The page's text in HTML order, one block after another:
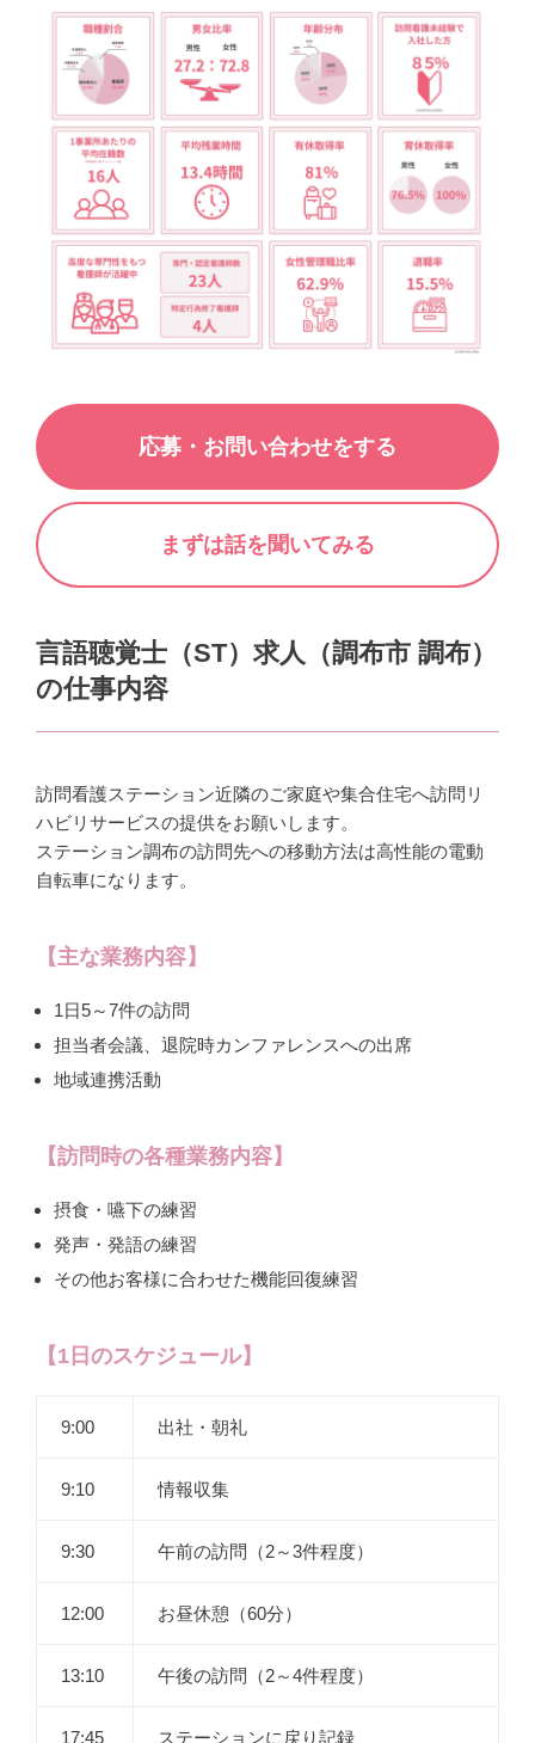
応募・お問い合わせをする
まずは話を聞いてみる
言語聴覚士（ST）求人（調布市 調布）
の仕事内容
訪問看護ステーション近隣のご家庭や集合住宅へ訪問リ
ハビリサービスの提供をお願いします。
ステーション調布の訪問先への移動方法は高性能の電動
自転車になります。
【主な業務内容】
1日5～7件の訪問
担当者会議、退院時カンファレンスへの出席
地域連携活動
【訪問時の各種業務内容】
摂食・嚥下の練習
発声・発語の練習
その他お客様に合わせた機能回復練習
【1日のスケジュール】
9:00 出社・朝礼
9:10 情報収集
9:30 午前の訪問（2～3件程度）
12:00 お昼休憩（60分）
13:10 午後の訪問（2～4件程度）
17:45 ステーションに戻り記録